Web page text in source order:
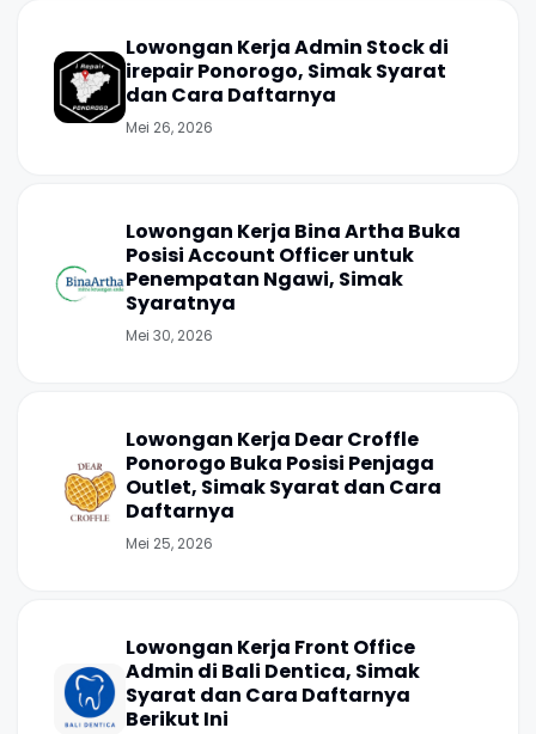
Lowongan Kerja Admin Stock di
irepair Ponorogo, Simak Syarat
dan Cara Daftarnya
Mei 26, 2026
Lowongan Kerja Bina Artha Buka
Posisi Account Officer untuk
Penempatan Ngawi, Simak
Syaratnya
Mei 30, 2026
Lowongan Kerja Dear Croffle
Ponorogo Buka Posisi Penjaga
Outlet, Simak Syarat dan Cara
Daftarnya
Mei 25, 2026
Lowongan Kerja Front Office
Admin di Bali Dentica, Simak
Syarat dan Cara Daftarnya
Berikut Ini